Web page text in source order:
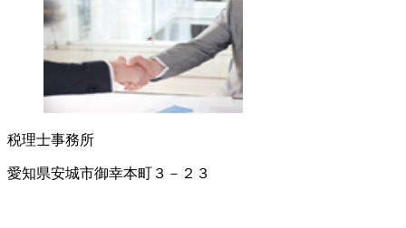
税理士事務所
愛知県安城市御幸本町３－２３